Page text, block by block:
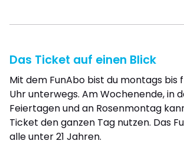
Das Ticket auf einen Blick
Mit dem FunAbo bist du montags bis
Uhr unterwegs. Am Wochenende, in
Feiertagen und an Rosenmontag
Ticket den ganzen Tag nutzen. Das
alle unter 21 Jahren.